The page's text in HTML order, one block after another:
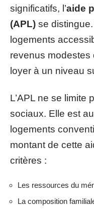
significatifs, l’aide
(APL) se
logements
revenus modestes
loyer à un niveau
L’APL ne se limite
sociaux. Elle est
logements
montant de cette
critères :
Les ressources du
La composition